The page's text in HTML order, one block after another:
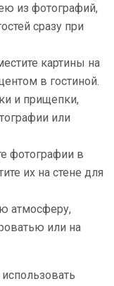
из фотографий,
сразу при
картины на
в гостиной.
и прищепки,
или
фотографии в
их на стене для
атмосферу,
или на